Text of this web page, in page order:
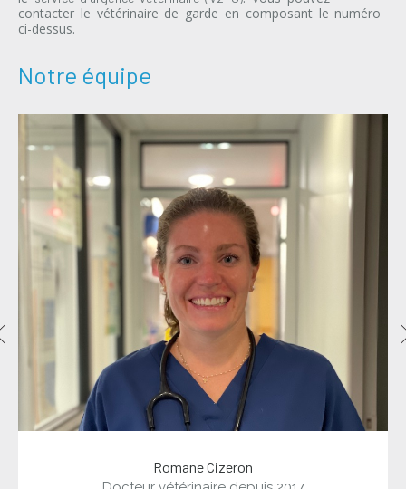
contacter le vétérinaire de garde en composant le numéro
ci-dessus.
Notre équipe
Agathe Claret